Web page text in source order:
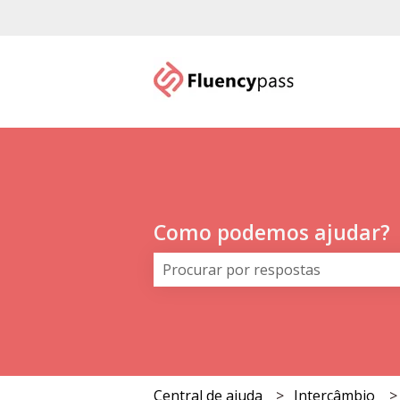
Como podemos ajudar?
Central de ajuda Intercâmbio